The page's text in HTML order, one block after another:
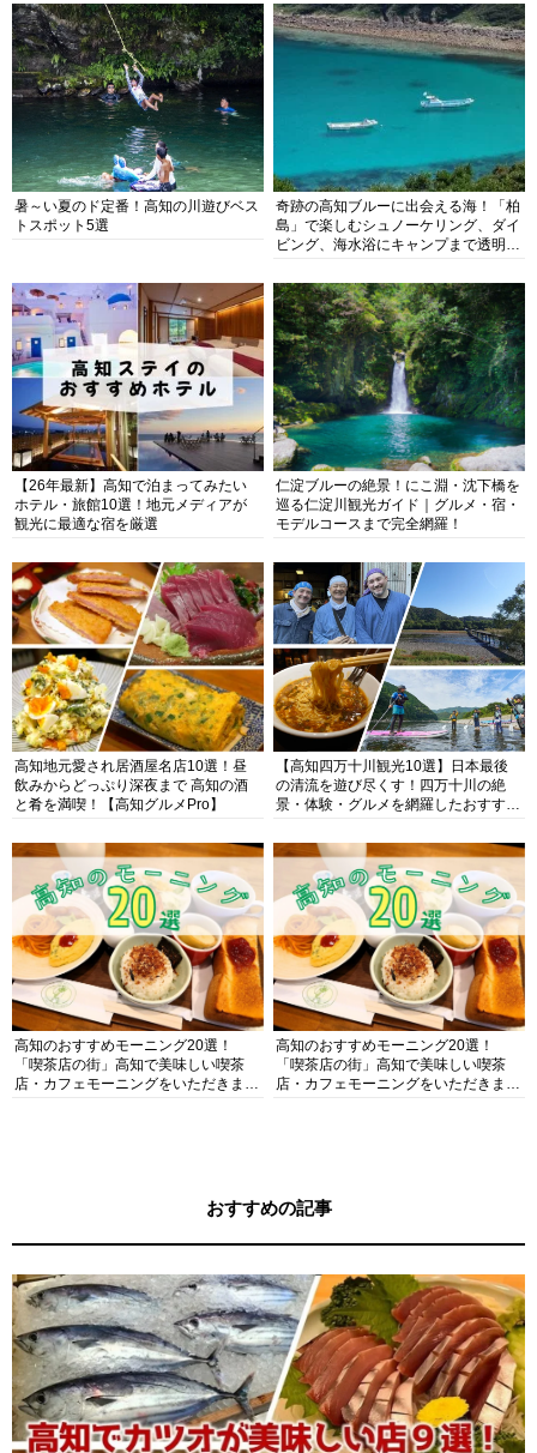
暑～い夏のド定番！高知の川遊びベス
トスポット5選
奇跡の高知ブルーに出会える海！「柏
島」で楽しむシュノーケリング、ダイ
ビング、海水浴にキャンプまで透明度
【26年最新】高知で泊まってみたい
ホテル・旅館10選！地元メディアが
観光に最適な宿を厳選
仁淀ブルーの絶景！にこ淵・沈下橋を
巡る仁淀川観光ガイド｜グルメ・宿・
モデルコースまで完全網羅！
高知地元愛され居酒屋名店10選！昼
飲みからどっぷり深夜まで 高知の酒
と肴を満喫！【高知グルメPro】
【高知四万十川観光10選】日本最後
の清流を遊び尽くす！四万十川の絶
景・体験・グルメを網羅したおすすめ
高知のおすすめモーニング20選！
「喫茶店の街」高知で美味しい喫茶
店・カフェモーニングをいただきま
高知のおすすめモーニング20選！
「喫茶店の街」高知で美味しい喫茶
店・カフェモーニングをいただきま
おすすめの記事